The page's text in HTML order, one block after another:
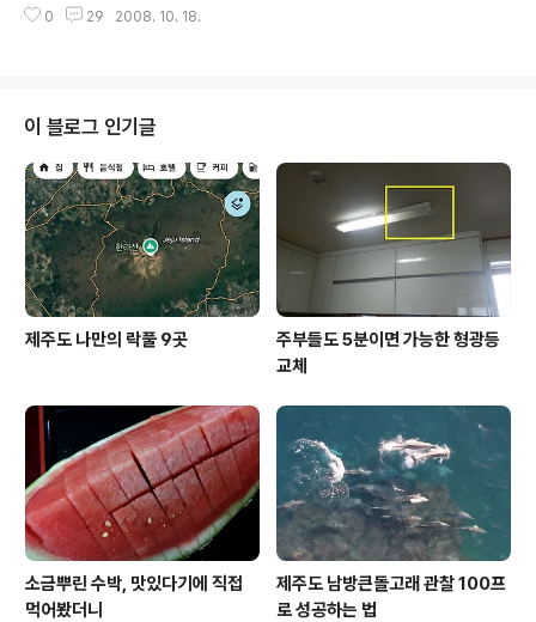
이면 됩니다. 비밀댓글로 메일주소 남겨 주세요.. 3일동안
0 29 2008. 10. 18.
이 블로그 인기글
제주도 나만의 락풀 9곳
주부들도 5분이면 가능한 형광등
교체
소금뿌린 수박, 맛있다기에 직접
먹어봤더니
제주도 남방큰돌고래 관찰 100프
로 성공하는 법